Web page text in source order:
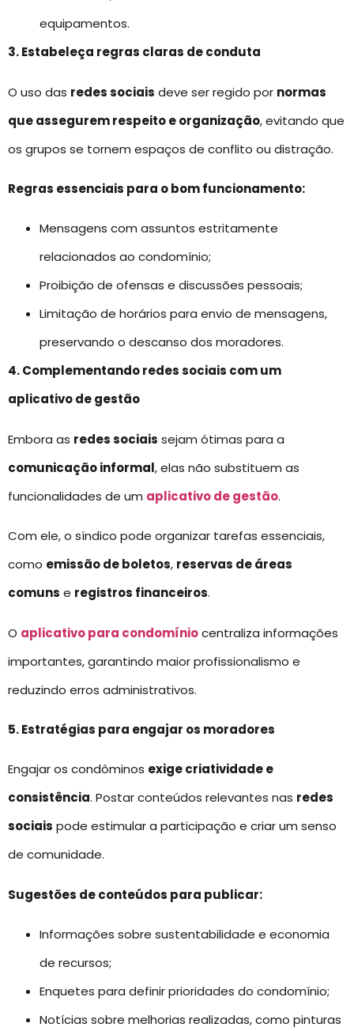
equipamentos.
3. Estabeleça regras claras de conduta
O uso das redes sociais deve ser regido por normas
que assegurem respeito e organização, evitando que
os grupos se tornem espaços de conflito ou distração.
Regras essenciais para o bom funcionamento:
Mensagens com assuntos estritamente
relacionados ao condomínio;
Proibição de ofensas e discussões pessoais;
Limitação de horários para envio de mensagens,
preservando o descanso dos moradores.
4. Complementando redes sociais com um
aplicativo de gestão
Embora as redes sociais sejam ótimas para a
comunicação informal, elas não substituem as
funcionalidades de um aplicativo de gestão.
Com ele, o síndico pode organizar tarefas essenciais,
como emissão de boletos, reservas de áreas
comuns e registros financeiros.
O aplicativo para condomíniocentraliza informações
importantes, garantindo maior profissionalismo e
reduzindo erros administrativos.
5. Estratégias para engajar os moradores
Engajar os condôminos exige criatividade e
consistência. Postar conteúdos relevantes nas redes
sociais pode estimular a participação e criar um senso
de comunidade.
Sugestões de conteúdos para publicar:
Informações sobre sustentabilidade e economia
de recursos;
Enquetes para definir prioridades do condomínio;
Notícias sobre melhorias realizadas, como pinturas